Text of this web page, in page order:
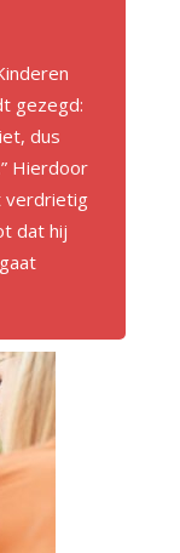
gezegd:
dus
Hierdoor
verdrietig
dat hij